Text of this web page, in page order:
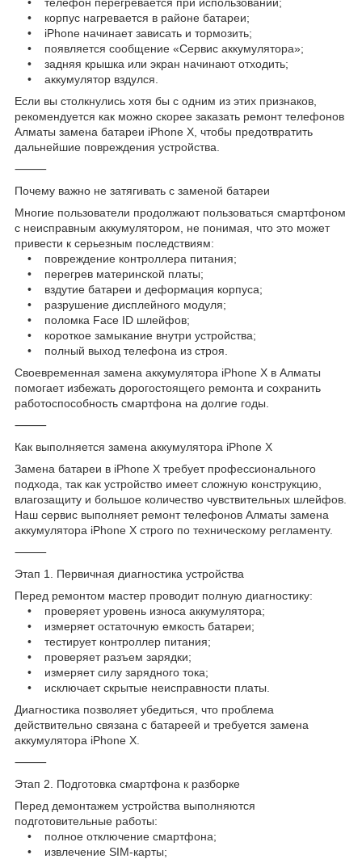
• корпус нагревается в районе батареи;
• iPhone начинает зависать и тормозить;
• появляется сообщение «Сервис аккумулятора»;
• задняя крышка или экран начинают отходить;
• аккумулятор вздулся.
Если вы столкнулись хотя бы с одним из этих признаков,
рекомендуется как можно скорее заказать ремонт телефонов
Алматы замена батареи iPhone X, чтобы предотвратить
дальнейшие повреждения устройства.
⸻
Почему важно не затягивать с заменой батареи
Многие пользователи продолжают пользоваться смартфоном
с неисправным аккумулятором, не понимая, что это может
привести к серьезным последствиям:
• повреждение контроллера питания;
• перегрев материнской платы;
• вздутие батареи и деформация корпуса;
• разрушение дисплейного модуля;
• поломка Face ID шлейфов;
• короткое замыкание внутри устройства;
• полный выход телефона из строя.
Своевременная замена аккумулятора iPhone X в Алматы
помогает избежать дорогостоящего ремонта и сохранить
работоспособность смартфона на долгие годы.
⸻
Как выполняется замена аккумулятора iPhone X
Замена батареи в iPhone X требует профессионального
подхода, так как устройство имеет сложную конструкцию,
влагозащиту и большое количество чувствительных шлейфов.
Наш сервис выполняет ремонт телефонов Алматы замена
аккумулятора iPhone X строго по техническому регламенту.
⸻
Этап 1. Первичная диагностика устройства
Перед ремонтом мастер проводит полную диагностику:
• проверяет уровень износа аккумулятора;
• измеряет остаточную емкость батареи;
• тестирует контроллер питания;
• проверяет разъем зарядки;
• измеряет силу зарядного тока;
• исключает скрытые неисправности платы.
Диагностика позволяет убедиться, что проблема
действительно связана с батареей и требуется замена
аккумулятора iPhone X.
⸻
Этап 2. Подготовка смартфона к разборке
Перед демонтажем устройства выполняются
подготовительные работы:
• полное отключение смартфона;
• извлечение SIM-карты;